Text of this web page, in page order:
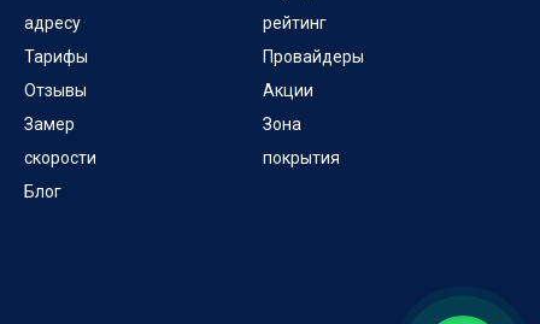
адресу
Тарифы
Отзывы
Замер
скорости
Блог
рейтинг
Провайдеры
Акции
Зона
покрытия